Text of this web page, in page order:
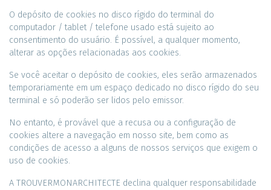
O depósito de cookies no disco rígido do terminal do
computador / tablet / telefone usado está sujeito ao
consentimento do usuário. É possível, a qualquer momento,
alterar as opções relacionadas aos cookies.
Se você aceitar o depósito de cookies, eles serão armazenados
temporariamente em um espaço dedicado no disco rígido do seu
terminal e só poderão ser lidos pelo emissor.
No entanto, é provável que a recusa ou a configuração de
cookies altere a navegação em nosso site, bem como as
condições de acesso a alguns de nossos serviços que exigem o
uso de cookies.
A TROUVERMONARCHITECTE declina qualquer responsabilidade